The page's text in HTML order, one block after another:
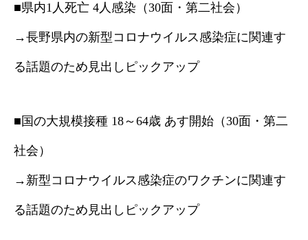
■県内1人死亡 4人感染（30面・第二社会）
→長野県内の新型コロナウイルス感染症に関連す
る話題のため見出しピックアップ
■国の大規模接種 18～64歳 あす開始（30面・第二
社会）
→新型コロナウイルス感染症のワクチンに関連す
る話題のため見出しピックアップ